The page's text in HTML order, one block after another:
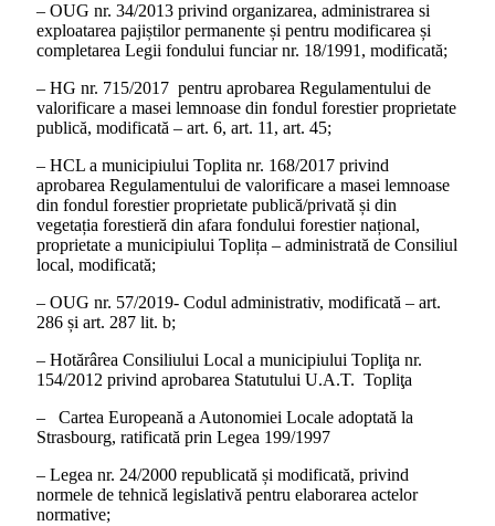
– OUG nr. 34/2013 privind organizarea, administrarea si
exploatarea pajiștilor permanente și pentru modificarea și
completarea Legii fondului funciar nr. 18/1991, modificată;
– HG nr. 715/2017 pentru aprobarea Regulamentului de
valorificare a masei lemnoase din fondul forestier proprietate
publică, modificată – art. 6, art. 11, art. 45;
– HCL a municipiului Toplita nr. 168/2017 privind
aprobarea Regulamentului de valorificare a masei lemnoase
din fondul forestier proprietate publică/privată și din
vegetația forestieră din afara fondului forestier național,
proprietate a municipiului Toplița – administrată de Consiliul
local, modificată;
– OUG nr. 57/2019- Codul administrativ, modificată – art.
286 și art. 287 lit. b;
– Hotărârea Consiliului Local a municipiului Topliţa nr.
154/2012 privind aprobarea Statutului U.A.T. Topliţa
– Cartea Europeană a Autonomiei Locale adoptată la
Strasbourg, ratificată prin Legea 199/1997
– Legea nr. 24/2000 republicată și modificată, privind
normele de tehnică legislativă pentru elaborarea actelor
normative;